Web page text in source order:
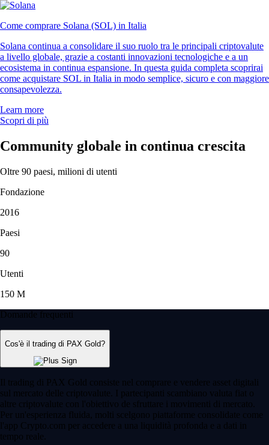
Come comprare Solana (SOL) in Italia
Solana continua a consolidare il suo ruolo tra le principali criptovalute
a livello globale, grazie a costanti innovazioni tecnologiche e a un
ecosistema in continua espansione. In questa guida completa scoprirai
come acquistare SOL in Italia in modo semplice, sicuro e con maggiore
consapevolezza.
Learn more
Scopri di più
Community globale in continua crescita
Oltre 90 paesi, milioni di utenti
Fondazione
2016
Paesi
90
Utenti
150 M
Domande frequenti
Cos'è il trading di PAX Gold?
Il trading di PAX Gold consiste nel comprare e vendere asset digitali
sul mercato delle criptovalute. I partecipanti scambiano valuta fiat o
altre criptovalute con l'obiettivo de sfruttare i movimenti di mercato.
Per un'esperienza fluida, molti scelgono piattaforme consolidate come
l'app Crypto.com per accedere a una liquidità profonda e a dati in
tempo reale.